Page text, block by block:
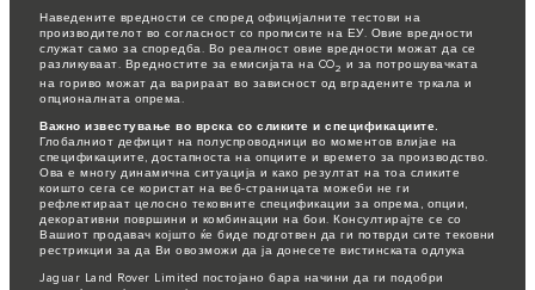
Наведените вредности се според официјалните тестови на
производителот во согласност со прописите на ЕУ. Овие вредности
служат само за споредба. Во реалност овие вредности можат да се
разликуваат. Вредностите за емисијата на CO2 и за потрошувачката
на гориво можат да варираат во зависност од вградените тркала и
опционалната опрема.
Важно известување во врска со сликите и спецификациите.
Глобалниот дефицит на полуспроводници во моментов влијае на
спецификациите, достапноста на опциите и времето за производство.
Ова е многу динамична ситуација и како резултат на тоа сликите
коишто сега се користат на веб-страницата можеби не ги
рефлектираат целосно тековните спецификации за опрема, опции,
декоративни површини и комбинации на бои. Консултирајте се со
Вашиот продавач којшто ќе биде подготвен да ги потврди сите тековни
рестрикции за да Ви овозможи да ја донесете вистинската одлука
Jaguar Land Rover Limited постојано бара начини да ги подобри